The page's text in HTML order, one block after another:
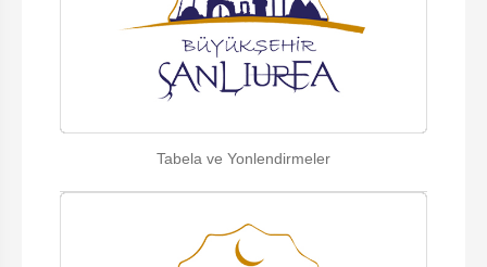
Tabela ve Yonlendirmeler